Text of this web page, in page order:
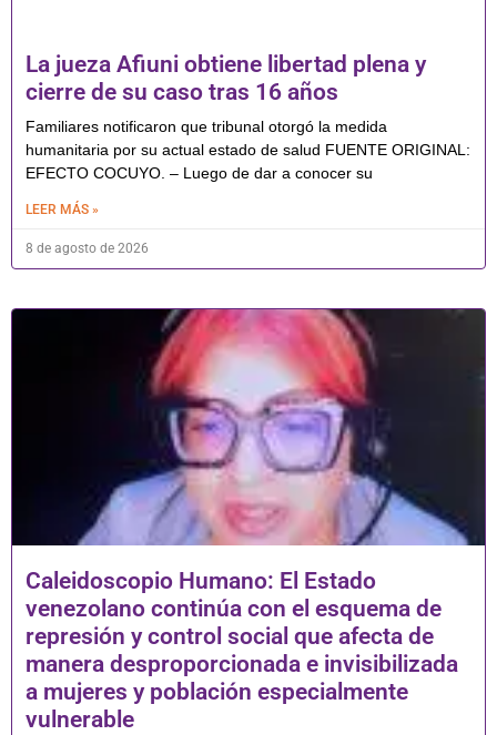
La jueza Afiuni obtiene libertad plena y
cierre de su caso tras 16 años
Familiares notificaron que tribunal otorgó la medida
humanitaria por su actual estado de salud FUENTE ORIGINAL:
EFECTO COCUYO. – Luego de dar a conocer su
LEER MÁS »
8 de agosto de 2026
Caleidoscopio Humano: El Estado
venezolano continúa con el esquema de
represión y control social que afecta de
manera desproporcionada e invisibilizada
a mujeres y población especialmente
vulnerable